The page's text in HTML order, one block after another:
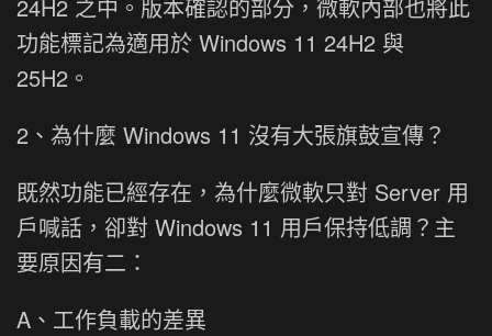
24H2 之中。版本確認的部分，微軟內部也將此
功能標記為適用於 Windows 11 24H2 與
25H2。
2、為什麼 Windows 11 沒有大張旗鼓宣傳？
既然功能已經存在，為什麼微軟只對 Server 用
戶喊話，卻對 Windows 11 用戶保持低調？主
要原因有二：
A、工作負載的差異